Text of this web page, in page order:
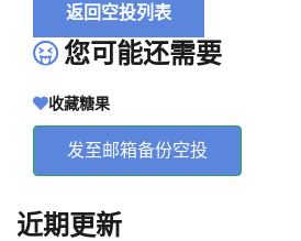
返回空投列表
您可能还需要
收藏糖果
发至邮箱备份空投
近期更新